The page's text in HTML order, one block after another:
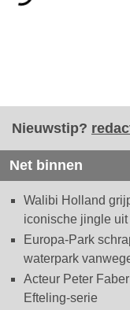
Nieuwstip?
Net binnen
Walibi Holland
iconische jingle
Europa-Park
waterpark
Acteur Peter
Efteling-serie